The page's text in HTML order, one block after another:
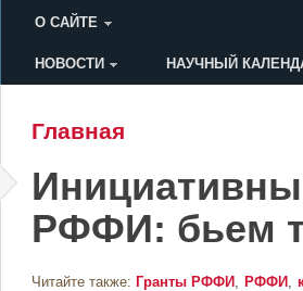
О САЙТЕ
Меню пользователя
НОВОСТИ НАУЧНЫЙ
Вы здесь
Главная
РФФИ: бьем
Читайте также: Гранты РФФИ РФФИ